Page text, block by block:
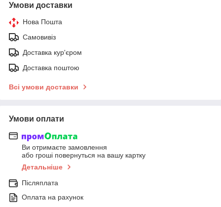
Умови доставки
Нова Пошта
Самовивіз
Доставка кур'єром
Доставка поштою
Всі умови доставки
Умови оплати
Ви отримаєте замовлення
або гроші повернуться на вашу картку
Детальніше
Післяплата
Оплата на рахунок